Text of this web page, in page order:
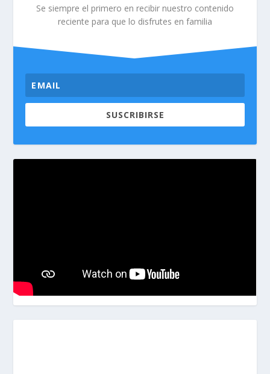
Se siempre el primero en recibir nuestro contenido
reciente para que lo disfrutes en familia
SUSCRIBIRSE